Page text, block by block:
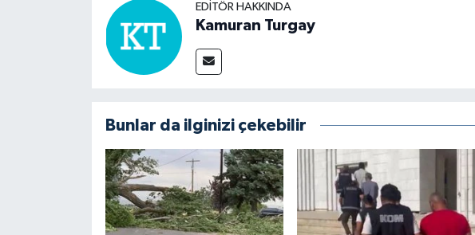
EDITÖR HAKKINDA
Kamuran Turgay
Bunlar da ilginizi çekebilir